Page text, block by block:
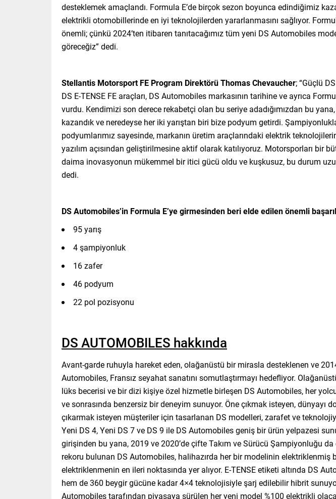
desteklemek amaçlandı. Formula E’de birçok sezon boyunca edindiğimiz
elektrikli otomobillerinde en iyi teknolojilerden yararlanmasını sağlıyor.
önemli; çünkü 2024’ten itibaren tanıtacağımız tüm yeni DS Automobiles
göreceğiz” dedi.
Stellantis Motorsport FE Program Direktörü Thomas Chevaucher; “Güçlü
DS E-TENSE FE araçları, DS Automobiles markasının tarihine ve ayrıca
vurdu. Kendimizi son derece rekabetçi olan bu seriye adadığımızdan bu
kazandık ve neredeyse her iki yarıştan biri bize podyum getirdi.
podyumlarımız sayesinde, markanın üretim araçlarındaki elektrik
yazılım açısından geliştirilmesine aktif olarak katılıyoruz. Motorsporları bir
daima inovasyonun mükemmel bir itici gücü oldu ve kuşkusuz, bu durum
dedi.
DS Automobiles’in Formula E’ye girmesinden beri elde edilen önemli
95 yarış
4 şampiyonluk
16 zafer
46 podyum
22 pol pozisyonu
DS AUTOMOBILES hakkında
Avant-garde ruhuyla hareket eden, olağanüstü bir mirasla desteklenen ve
Automobiles, Fransız seyahat sanatını somutlaştırmayı hedefliyor.
lüks becerisi ve bir dizi kişiye özel hizmetle birleşen DS Automobiles, her
ve sonrasında benzersiz bir deneyim sunuyor. Öne çıkmak isteyen, dünyayı
çıkarmak isteyen müşteriler için tasarlanan DS modelleri, zarafet ve
Yeni DS 4, Yeni DS 7 ve DS 9 ile DS Automobiles geniş bir ürün yelpazesi
girişinden bu yana, 2019 ve 2020’de çifte Takım ve Sürücü Şampiyonluğu
rekoru bulunan DS Automobiles, halihazırda her bir modelinin elektriklenmiş
elektriklenmenin en ileri noktasında yer alıyor. E-TENSE etiketi altında DS
hem de 360 beygir gücüne kadar 4×4 teknolojisiyle şarj edilebilir hibrit
Automobiles tarafından piyasaya sürülen her yeni model %100 elektrikli